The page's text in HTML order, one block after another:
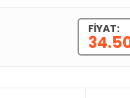
FIYAT: